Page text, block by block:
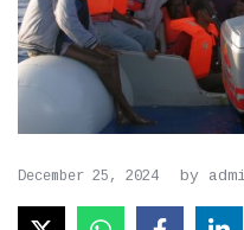
December 25, 2024 by